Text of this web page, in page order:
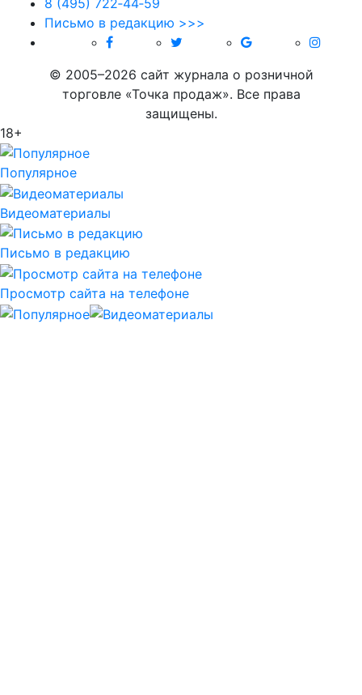
Письмо в редакцию >>>
© 2005–2026 сайт журнала о розничной
торговле «Точка продаж». Все права
защищены.
18+
Популярное
Видеоматериалы
Письмо в редакцию
Просмотр сайта на телефоне